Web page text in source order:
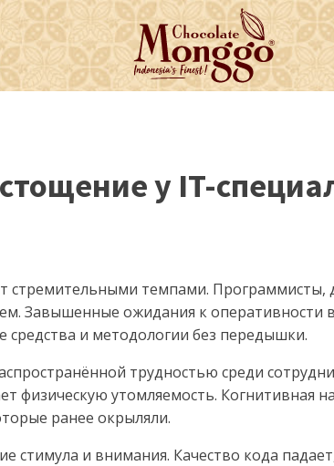
у IT-
стремительными темпами.
Завышенные ожидания к
и методологии без передышки.
трудностью среди
физическую утомляемость. Когнитивная
ранее окрыляли.
стимула и внимания. Качество кода